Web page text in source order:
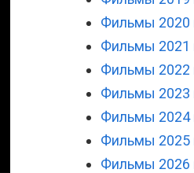
Фильмы 2020
Фильмы 2021
Фильмы 2022
Фильмы 2023
Фильмы 2024
Фильмы 2025
Фильмы 2026